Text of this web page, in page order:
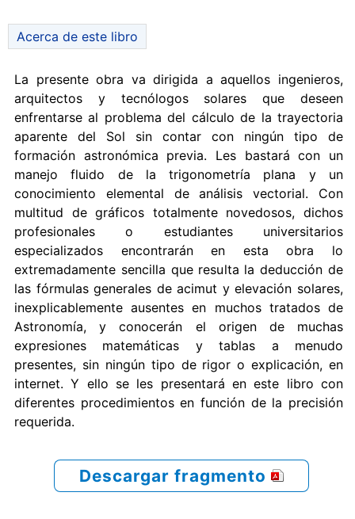
Acerca de este libro
La presente obra va dirigida a aquellos ingenieros,
arquitectos y tecnólogos solares que deseen
enfrentarse al problema del cálculo de la trayectoria
aparente del Sol sin contar con ningún tipo de
formación astronómica previa. Les bastará con un
manejo fluido de la trigonometría plana y un
conocimiento elemental de análisis vectorial. Con
multitud de gráficos totalmente novedosos, dichos
profesionales o estudiantes universitarios
especializados encontrarán en esta obra lo
extremadamente sencilla que resulta la deducción de
las fórmulas generales de acimut y elevación solares,
inexplicablemente ausentes en muchos tratados de
Astronomía, y conocerán el origen de muchas
expresiones matemáticas y tablas a menudo
presentes, sin ningún tipo de rigor o explicación, en
internet. Y ello se les presentará en este libro con
diferentes procedimientos en función de la precisión
requerida.
Descargar fragmento